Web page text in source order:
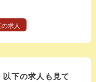
求人
下の求人も見て